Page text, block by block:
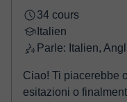
34 cours
Italien
Parle: Italien,
Ciao! Ti piacerebbe
esitazioni o